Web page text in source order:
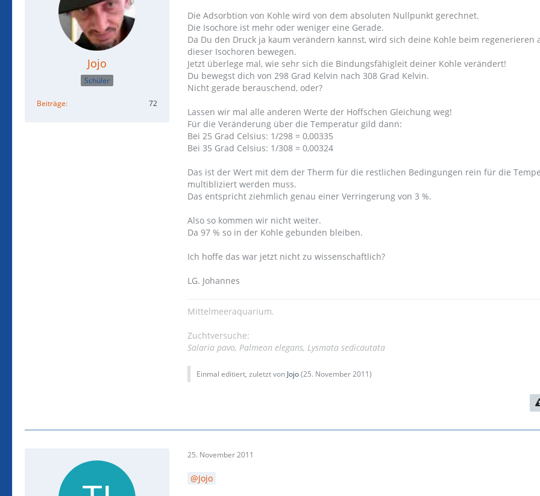
Jojo
Schüler
Beiträge 72
Die Adsorbtion von Kohle wird von dem absoluten Nullpunkt gerechnet.
Die Isochore ist mehr oder weniger eine Gerade.
Da Du den Druck ja kaum verändern kannst, wird sich deine Kohle beim regenerieren
dieser Isochoren bewegen.
Jetzt überlege mal, wie sehr sich die Bindungsfähigleit deiner Kohle verändert!
Du bewegst dich von 298 Grad Kelvin nach 308 Grad Kelvin.
Nicht gerade berauschend, oder?
Lassen wir mal alle anderen Werte der Hoffschen Gleichung weg!
Für die Veränderung über die Temperatur gild dann:
Bei 25 Grad Celsius: 1/298 = 0,00335
Bei 35 Grad Celsius: 1/308 = 0,00324
Das ist der Wert mit dem der Therm für die restlichen Bedingungen rein für die
multibliziert werden muss.
Das entspricht ziehmlich genau einer Verringerung von 3 %.
Also so kommen wir nicht weiter.
Da 97 % so in der Kohle gebunden bleiben.
Ich hoffe das war jetzt nicht zu wissenschaftlich?
LG. Johannes
Mittelmeeraquarium.
Zuchtversuche:
Salaria pavo, Palmeon elegans, Lysmata sedicautata
Einmal editiert, zuletzt von Jojo(25. November 2011)
25. November 2011
Jojo